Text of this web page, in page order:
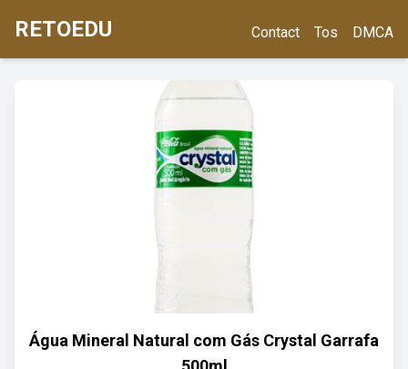
RETOEDU Contact Tos DMCA
Água Mineral Natural com Gás Crystal Garrafa